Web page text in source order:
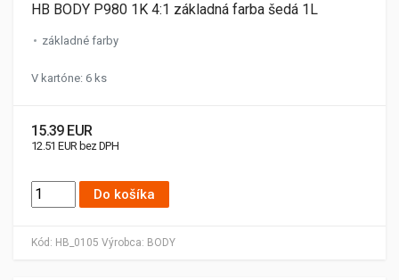
Kód: HB_0105 Výrobca: BODY
HB BODY P980 1K 4:1 základná farba šedá 1L
základné farby
V kartóne: 6 ks
15.39 EUR
12.51 EUR bez DPH
Do košíka